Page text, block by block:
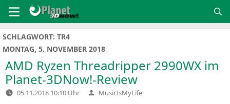
Inhalt
springen
SCHLAGWORT: TR4
MONTAG, 5. NOVEMBER 2018
AMD Ryzen Threadripper 2990WX im
Planet-3DNow!-Review
05.11.2018 10:10 Uhr Verfasst
von
MusicIsMyLife